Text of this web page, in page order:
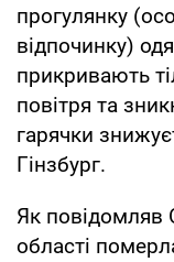
прогулянку
відпочинку)
прикривають
повітря та
гарячки
Гінзбург.
Як повідомляв
області